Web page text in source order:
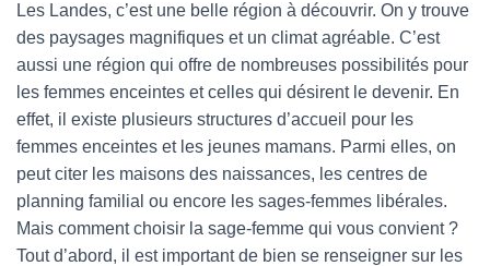
Les Landes, c’est une belle région à découvrir. On y trouve
des paysages magnifiques et un climat agréable. C’est
aussi une région qui offre de nombreuses possibilités pour
les femmes enceintes et celles qui désirent le devenir. En
effet, il existe plusieurs structures d’accueil pour les
femmes enceintes et les jeunes mamans. Parmi elles, on
peut citer les maisons des naissances, les centres de
planning familial ou encore les sages-femmes libérales.
Mais comment choisir la sage-femme qui vous convient ?
Tout d’abord, il est important de bien se renseigner sur les